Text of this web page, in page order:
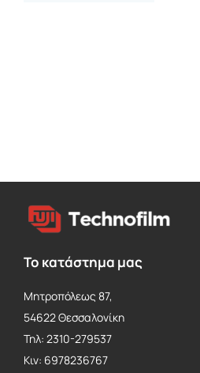
Το κατάστημα μας
Μητροπόλεως 87,
54622 Θεσσαλονίκη
Τηλ: 2310-279537
Κιν: 6978236767